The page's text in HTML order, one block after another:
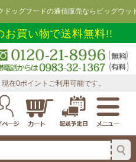
ドッグフードの通信販売ならビッグウッ
買い物で送料無料!!
在0ポイントご利用可能です。